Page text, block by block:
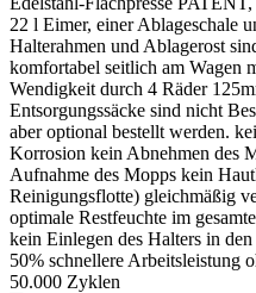
22 l Eimer, einer Ablageschale
Halterahmen und Ablagerost
komfortabel seitlich am Wagen
Wendigkeit durch 4 Räder
Entsorgungssäcke sind nicht
aber optional bestellt werden.
Korrosion kein Abnehmen des
Aufnahme des Mopps kein
Reinigungsflotte) gleichmäßig
optimale Restfeuchte im
kein Einlegen des Halters in
50% schnellere Arbeitsleistung
50.000 Zyklen